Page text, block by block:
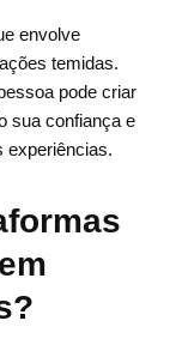
envolve
temidas.
pode criar
sua confiança e
experiências.